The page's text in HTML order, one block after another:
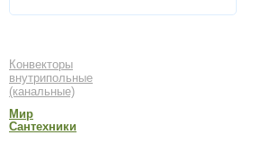
Конвекторы
внутрипольные
(канальные)
Мир
Сантехники